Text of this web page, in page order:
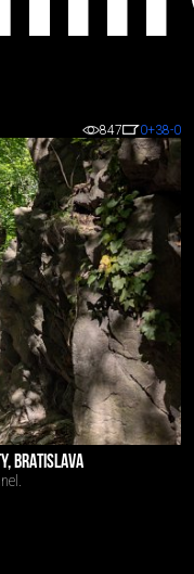
847 0+38-0
BRATISLAVA